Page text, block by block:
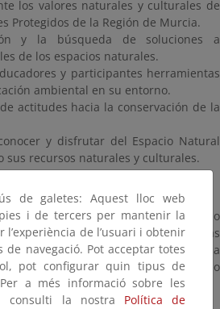
los valores naturales y culturales de
Protegidos de la Región de Murcia.
y la búsqueda de soluciones a
de los espacios naturales.
y participantes herramientas
ambiental en su entorno.
actitudes hacia la conservación de la
y disfrutar del Espacio Natural
sus recursos naturales y culturales.
de educación ambiental
en un recorrido por el Espacio
un guía realiza paradas explicativas
entorno natural de una forma amena
ser otro tipo de actividades como
etc.
de galetes: Aquest lloc web
i de tercers per mantenir la
l’experiència de l’usuari i obtenir
de navegació. Pot acceptar totes
pot configurar quin tipus de
a més informació sobre les
consulti la nostra Política de